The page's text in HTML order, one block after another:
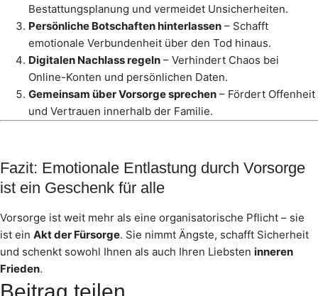
Bestattungsplanung und vermeidet Unsicherheiten.
Persönliche Botschaften hinterlassen – Schafft
emotionale Verbundenheit über den Tod hinaus.
Digitalen Nachlass regeln – Verhindert Chaos bei
Online-Konten und persönlichen Daten.
Gemeinsam über Vorsorge sprechen – Fördert Offenheit
und Vertrauen innerhalb der Familie.
Fazit: Emotionale Entlastung durch Vorsorge
ist ein Geschenk für alle
Vorsorge ist weit mehr als eine organisatorische Pflicht – sie
ist ein Akt der Fürsorge. Sie nimmt Ängste, schafft Sicherheit
und schenkt sowohl Ihnen als auch Ihren Liebsten inneren
Frieden.